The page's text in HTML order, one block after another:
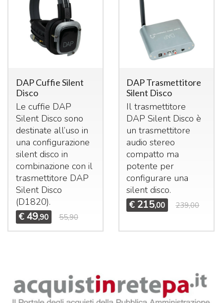
DAP Cuffie Silent
Disco
Le cuffie DAP
Silent Disco sono
destinate all’uso in
una configurazione
silent disco in
combinazione con il
trasmettitore DAP
Silent Disco
(D1820).
€ 49,90 55,90
DAP Trasmettitore
Silent Disco
Il trasmettitore
DAP Silent Disco è
un trasmettitore
audio stereo
compatto ma
potente per
configurare una
silent disco.
€ 215,00 239,00